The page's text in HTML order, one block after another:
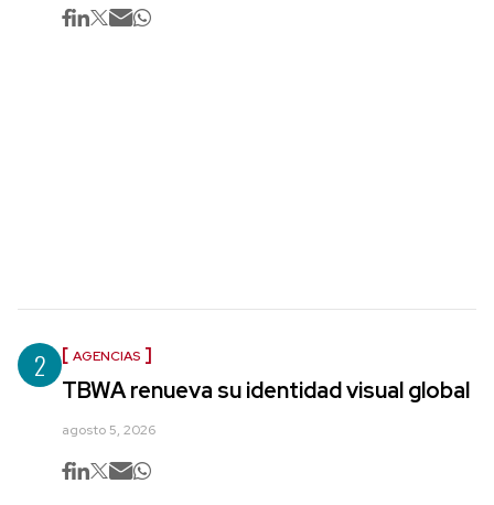
2 AGENCIAS
TBWA renueva su identidad visual global
agosto 5, 2026